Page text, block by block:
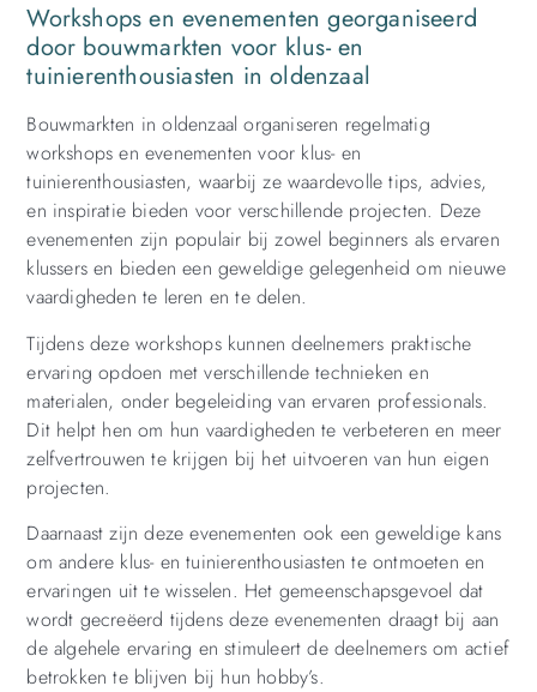
Workshops en evenementen georganiseerd
door bouwmarkten voor klus- en
tuinierenthousiasten in oldenzaal
Bouwmarkten in oldenzaal organiseren regelmatig
workshops en evenementen voor klus- en
tuinierenthousiasten, waarbij ze waardevolle tips, advies,
en inspiratie bieden voor verschillende projecten. Deze
evenementen zijn populair bij zowel beginners als ervaren
klussers en bieden een geweldige gelegenheid om nieuwe
vaardigheden te leren en te delen.
Tijdens deze workshops kunnen deelnemers praktische
ervaring opdoen met verschillende technieken en
materialen, onder begeleiding van ervaren professionals.
Dit helpt hen om hun vaardigheden te verbeteren en meer
zelfvertrouwen te krijgen bij het uitvoeren van hun eigen
projecten.
Daarnaast zijn deze evenementen ook een geweldige kans
om andere klus- en tuinierenthousiasten te ontmoeten en
ervaringen uit te wisselen. Het gemeenschapsgevoel dat
wordt gecreëerd tijdens deze evenementen draagt bij aan
de algehele ervaring en stimuleert de deelnemers om actief
betrokken te blijven bij hun hobby’s.